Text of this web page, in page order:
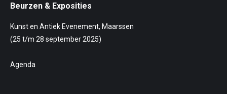
Beurzen & Exposities
Kunst en Antiek Evenement, Maarssen
(25 t/m 28 september 2025)
Agenda